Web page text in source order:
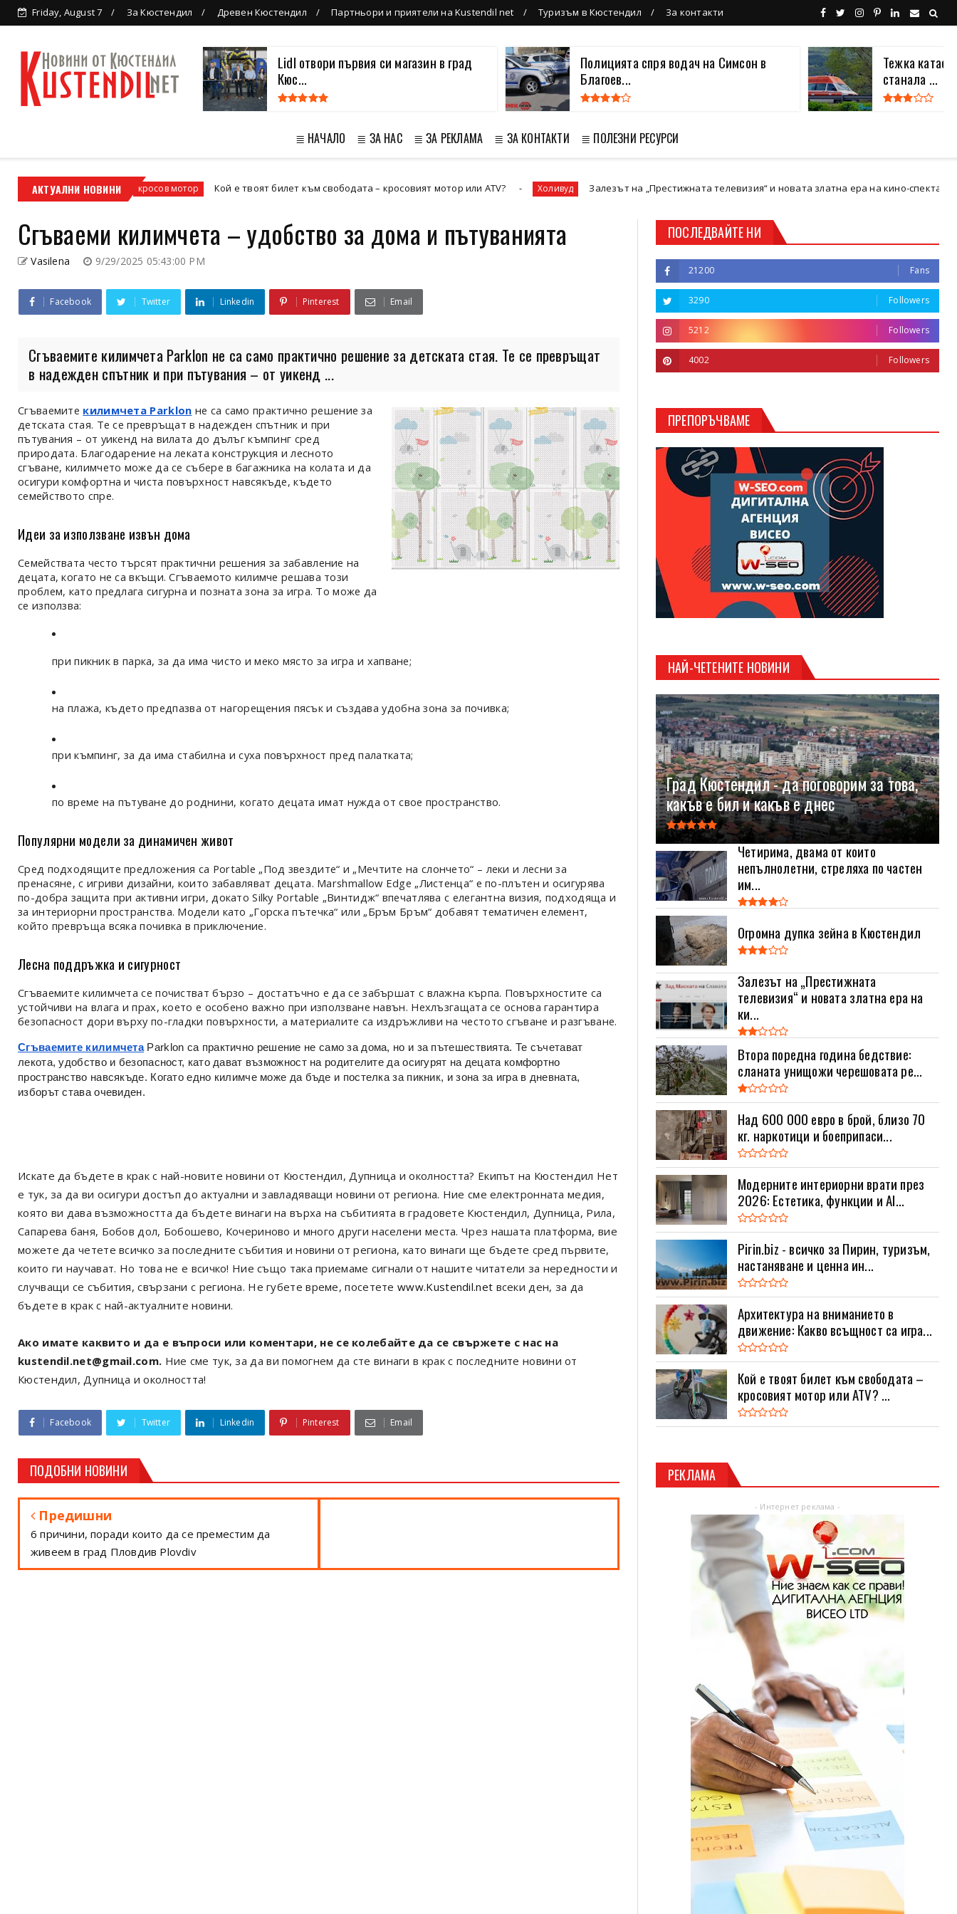
Friday, August 7 За Кюстендил Древен Кюстендил Партньори и приятели на Kustendil net Туризъм в Кюстендил За контакти
Lidl отвори първия си магазин в град
Кюс...
Полицията спря водач на Симсон в
Благоев...
Тежка
станала ...
≣ НАЧАЛО ≣ ЗА НАС ≣ ЗА РЕКЛАМА ≣ ЗА КОНТАКТИ ≣ ПОЛЕЗНИ РЕСУРСИ
АКТУАЛНИ НОВИНИ
дом и офис кросов мотор Кой е твоят билет към свободата – кросовият мотор или ATV? Холивуд Залезът на „Престижната телевизия“ и новата златна ера на кино-спектакъла
Сгъваеми килимчета – удобство за дома и пътуванията
Vasilena 9/29/2025 05:43:00 PM
Facebook Twitter Linkedin Pinterest Email
Сгъваемите килимчета Parklon не са само практично решение за детската стая. Те се превръщат
в надежден спътник и при пътувания – от уикенд ...
Сгъваемите килимчета Parklon не са само практично решение за
детската стая. Те се превръщат в надежден спътник и при
пътувания – от уикенд на вилата до дълъг къмпинг сред
природата. Благодарение на леката конструкция и лесното
сгъване, килимчето може да се събере в багажника на колата и да
осигури комфортна и чиста повърхност навсякъде, където
семейството спре.
Идеи за използване извън дома
Семействата често търсят практични решения за забавление на
децата, когато не са вкъщи. Сгъваемото килимче решава този
проблем, като предлага сигурна и позната зона за игра. То може да
се използва:
при пикник в парка, за да има чисто и меко място за игра и хапване;
на плажа, където предпазва от нагорещения пясък и създава удобна зона за почивка;
при къмпинг, за да има стабилна и суха повърхност пред палатката;
по време на пътуване до роднини, когато децата имат нужда от свое пространство.
Популярни модели за динамичен живот
Сред подходящите предложения са Portable „Под звездите“ и „Мечтите на слончето“ – леки и лесни за
пренасяне, с игриви дизайни, които забавляват децата. Marshmallow Edge „Листенца“ е по-плътен и осигурява
по-добра защита при активни игри, докато Silky Portable „Винтидж“ впечатлява с елегантна визия, подходяща и
за интериорни пространства. Модели като „Горска пътечка“ или „Бръм Бръм“ добавят тематичен елемент,
който превръща всяка почивка в приключение.
Лесна поддръжка и сигурност
Сгъваемите килимчета се почистват бързо – достатъчно е да се забършат с влажна кърпа. Повърхностите са
устойчиви на влага и прах, което е особено важно при използване навън. Нехлъзгащата се основа гарантира
безопасност дори върху по-гладки повърхности, а материалите са издръжливи на честото сгъване и разгъване.
Сгъваемите килимчетаParklon са практично решение не само за дома, но и за пътешествията. Те съчетават
лекота, удобство и безопасност, като дават възможност на родителите да осигурят на децата комфортно
пространство навсякъде. Когато едно килимче може да бъде и постелка за пикник, и зона за игра в дневната,
изборът става очевиден.
Искате да бъдете в крак с най-новите новини от Кюстендил, Дупница и околността? Екипът на Кюстендил Нет
е тук, за да ви осигури достъп до актуални и завладяващи новини от региона. Ние сме електронната медия,
която ви дава възможността да бъдете винаги на върха на събитията в градовете Кюстендил, Дупница, Рила,
Сапарева баня, Бобов дол, Бобошево, Кочериново и много други населени места. Чрез нашата платформа, вие
можете да четете всичко за последните събития и новини от региона, като винаги ще бъдете сред първите,
които ги научават. Но това не е всичко! Ние също така приемаме сигнали от нашите читатели за нередности и
случващи се събития, свързани с региона. Не губете време, посететеwww.Kustendil.net всеки ден, за да
бъдете в крак с най-актуалните новини.
Ако имате каквито и да е въпроси или коментари, не се колебайте да се свържете с нас на
kustendil.net@gmail.com. Ние сме тук, за да ви помогнем да сте винаги в крак с последните новини от
Кюстендил, Дупница и околността!
Facebook Twitter Linkedin Pinterest Email
ПОДОБНИ НОВИНИ
Предишни
6 причини, поради които да се преместим да
живеем в град Пловдив Plovdiv
ПОСЛЕДВАЙТЕ НИ
21200 Fans
3290 Followers
5212 Followers
4002 Followers
ПРЕПОРЪЧВАМЕ
НАЙ-ЧЕТЕНИТЕ НОВИНИ
Град Кюстендил - да поговорим за това,
какъв е бил и какъв е днес
Четирима, двама от които
непълнолетни, стреляха по частен
им...
Огромна дупка зейна в Кюстендил
Залезът на „Престижната
телевизия“ и новата златна ера на
ки...
Втора поредна година бедствие:
сланата унищожи черешовата ре...
Над 600 000 евро в брой, близо 70
кг. наркотици и боеприпаси...
Модерните интериорни врати през
2026: Естетика, функции и AI...
Pirin.biz - всичко за Пирин, туризъм,
настаняване и ценна ин...
Архитектура на вниманието в
движение: Какво всъщност са игра...
Кой е твоят билет към свободата –
кросовият мотор или ATV? ...
РЕКЛАМА
- Интернет реклама -